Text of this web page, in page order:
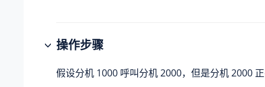
操作步骤
假设分机 1000 呼叫分机 2000，但是分机 2000